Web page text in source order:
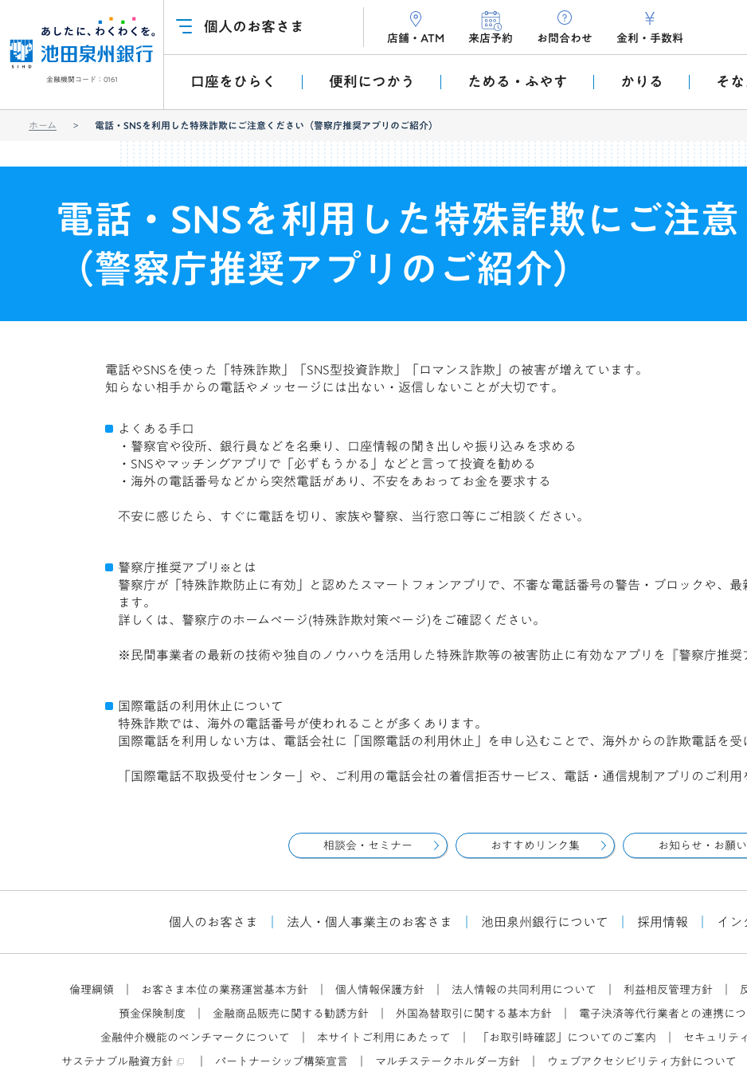
金融機関コード：0161
個人のお客さま
店舗・ATM 来店予約 お問合わせ 金利 ・ 手数料
口座をひらく 便利につかう ためる・ふやす かりる そ
ホーム 電話・SNSを利用した特殊詐欺にご注意ください（警察庁推奨アプリのご紹介）
電話・SNSを利用した特殊詐欺にご注
（警察庁推奨アプリのご紹介）
電話やSNSを使った「特殊詐欺」「SNS型投資詐欺」「ロマンス詐欺」の被害が増えています。
知らない相手からの電話やメッセージには出ない・返信しないことが大切です。
よくある手口
・警察官や役所、銀行員などを名乗り、口座情報の聞き出しや振り込みを求める
・SNSやマッチングアプリで「必ずもうかる」などと言って投資を勧める
・海外の電話番号などから突然電話があり、不安をあおってお金を要求する
不安に感じたら、すぐに電話を切り、家族や警察、当行窓口等にご相談ください。
警察庁推奨アプリ ※ とは
警察庁が「特殊詐欺防止に有効」と認めたスマートフォンアプリで、不審な電話番号の警告・ブロックや、
ます。
詳しくは、警察庁のホームページ(特殊詐欺対策ページ)をご確認ください。
※民間事業者の最新の技術や独自のノウハウを活用した特殊詐欺等の被害防止に有効なアプリを『警察庁推奨
国際電話の利用休止について
特殊詐欺では、海外の電話番号が使われることが多くあります。
国際電話を利用しない方は、電話会社に「国際電話の利用休止」を申し込むことで、海外からの詐欺電話を受
「国際電話不取扱受付センター」や、ご利用の電話会社の着信拒否サービス、電話・通信規制アプリのご利用
相談会・セミナー おすすめリンク集 お知らせ・お願い
個人のお客さま 法人・個人事業主のお客さま 池田泉州銀行について 採用情報 イン
倫理綱領 お客さま本位の業務運営基本方針 個人情報保護方針 法人情報の共同利用について 利益相反管理方針
預金保険制度 金融商品販売に関する勧誘方針 外国為替取引に関する基本方針 電子決済等代行業者との連携につ
金融仲介機能のベンチマークについて 本サイトご利用にあたって 「お取引時確認」についてのご案内 セキュリテ
サステナブル融資方針 パートナーシップ構築宣言 マルチステークホルダー方針 ウェブアクセシビリティ方針について